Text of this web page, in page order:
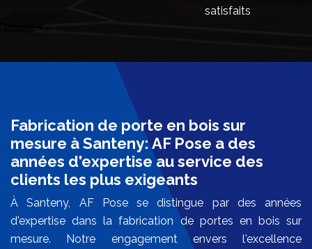
satisfaits
Fabrication de porte en bois sur
mesure à Santeny: AF Pose a des
années d'expertise au service des
clients les plus exigeants
À Santeny, AF Pose se distingue par des années
d'expertise dans la fabrication de portes en bois sur
mesure. Notre engagement envers l'excellence